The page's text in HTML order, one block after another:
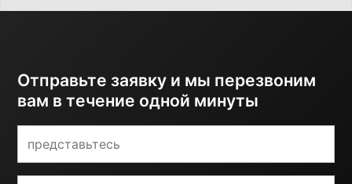
Отправьте заявку и мы перезвоним
вам в течение одной минуты